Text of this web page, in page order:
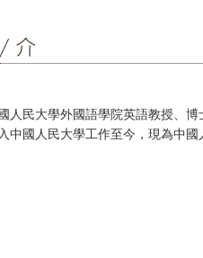
人民大學外國語學院英語教授、
中國人民大學工作至今，現為中